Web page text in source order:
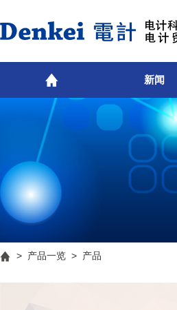
新闻
> 产品一览 > 产品